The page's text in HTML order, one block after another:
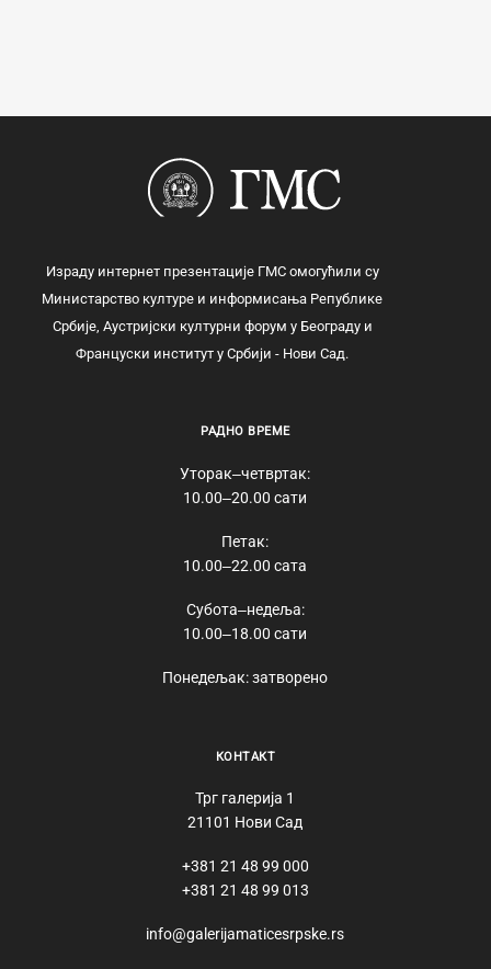
Израду интернет презентације ГМС омогућили су
Министарство културе и информисања Републике
Србије, Аустријски културни форум у Београду и
Француски институт у Србији - Нови Сад.
РАДНО ВРЕМЕ
Уторак‒четвртак:
10.00‒20.00 сати
Петак:
10.00‒22.00 сата
Субота‒недеља:
10.00‒18.00 сати
Понедељак: затворено
КОНТАКТ
Трг галерија 1
21101 Нови Сад
+381 21 48 99 000
+381 21 48 99 013
info@galerijamaticesrpske.rs